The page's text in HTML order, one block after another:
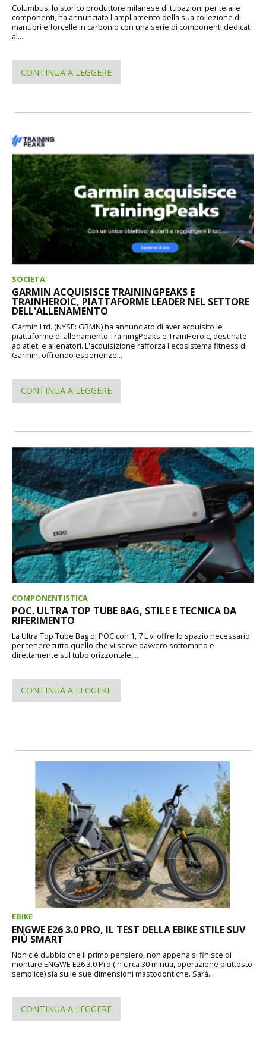
Columbus, lo storico produttore milanese di tubazioni per telai e
componenti, ha annunciato l'ampliamento della sua collezione di
manubri e forcelle in carbonio con una serie di componenti dedicati
al...
CONTINUA A LEGGERE
SOCIETA'
GARMIN ACQUISISCE TRAININGPEAKS E
TRAINHEROIC, PIATTAFORME LEADER NEL SETTORE
DELL'ALLENAMENTO
Garmin Ltd. (NYSE: GRMN) ha annunciato di aver acquisito le
piattaforme di allenamento TrainingPeaks e TrainHeroic, destinate
ad atleti e allenatori. L'acquisizione rafforza l'ecosistema fitness di
Garmin, offrendo esperienze...
CONTINUA A LEGGERE
COMPONENTISTICA
POC. ULTRA TOP TUBE BAG, STILE E TECNICA DA
RIFERIMENTO
La Ultra Top Tube Bag di POC con 1, 7 L vi offre lo spazio necessario
per tenere tutto quello che vi serve davvero sottomano e
direttamente sul tubo orizzontale,...
CONTINUA A LEGGERE
EBIKE
ENGWE E26 3.0 PRO, IL TEST DELLA EBIKE STILE SUV
PIÙ SMART
Non c'è dubbio che il primo pensiero, non appena si finisce di
montare ENGWE E26 3.0 Pro (in circa 30 minuti, operazione piuttosto
semplice) sia sulle sue dimensioni mastodontiche. Sarà...
CONTINUA A LEGGERE